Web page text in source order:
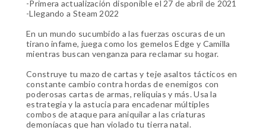
-Primera actualización disponible el 27 de abril de 2021
-Llegando a Steam 2022
En un mundo sucumbido a las fuerzas oscuras de un
tirano infame, juega como los gemelos Edge y Camilla
mientras buscan venganza para reclamar su hogar.
Construye tu mazo de cartas y teje asaltos tácticos en
constante cambio contra hordas de enemigos con
poderosas cartas de armas, reliquias y más. Usa la
estrategia y la astucia para encadenar múltiples
combos de ataque para aniquilar a las criaturas
demoníacas que han violado tu tierra natal.